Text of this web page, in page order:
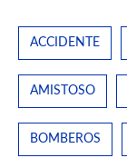
ACCIDENTE
AMISTOSO
BOMBEROS